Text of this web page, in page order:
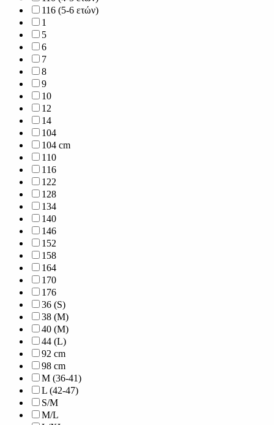
116 (5-6 ετών)
1
5
6
7
8
9
10
12
14
104
104 cm
110
116
122
128
134
140
146
152
158
164
170
176
36 (S)
38 (M)
40 (M)
44 (L)
92 cm
98 cm
M (36-41)
L (42-47)
S/M
M/L